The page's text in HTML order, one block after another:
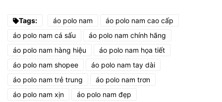
Tags: áo polo nam
áo polo nam cao cấp
áo polo nam cá sấu
áo polo nam chính hãng
áo polo nam hàng hiệu
áo polo nam họa tiết
áo polo nam shopee
áo polo nam tay dài
áo polo nam trẻ trung
áo polo nam trơn
áo polo nam xịn
áo polo nam đẹp